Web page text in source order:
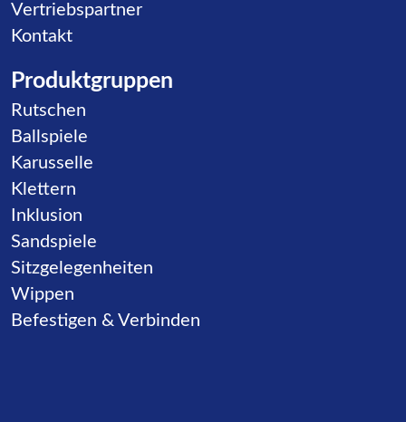
Vertriebspartner
Kontakt
Produktgruppen
Navigation überspringen
Rutschen
Ballspiele
Karusselle
Klettern
Inklusion
Sandspiele
Sitzgelegenheiten
Wippen
Befestigen & Verbinden